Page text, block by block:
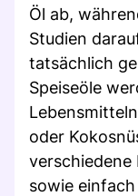
Öl ab,
Studien
tatsächlich
Speiseöle
oder
sowie